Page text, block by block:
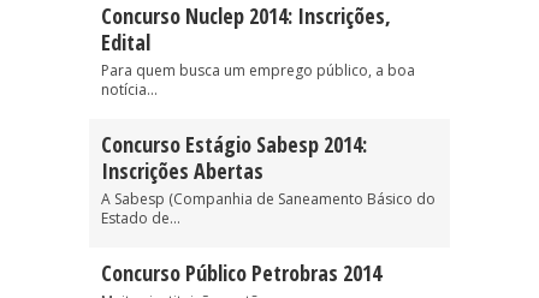
Concurso Nuclep 2014: Inscrições,
Edital
Para quem busca um emprego público, a boa
notícia...
Concurso Estágio Sabesp 2014:
Inscrições Abertas
A Sabesp (Companhia de Saneamento Básico do
Estado de...
Concurso Público Petrobras 2014